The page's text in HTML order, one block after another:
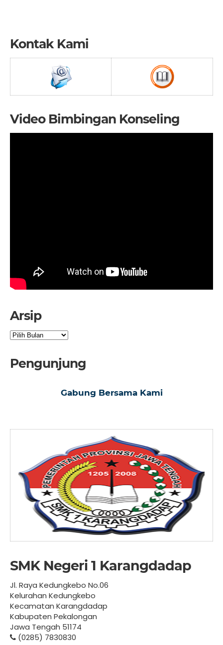
Kontak Kami
Video Bimbingan Konseling
Arsip
Arsip
Pengunjung
Gabung Bersama Kami
SMK Negeri 1 Karangdadap
Jl. Raya Kedungkebo No.06
Kelurahan Kedungkebo
Kecamatan Karangdadap
Kabupaten Pekalongan
Jawa Tengah 51174
(0285) 7830830